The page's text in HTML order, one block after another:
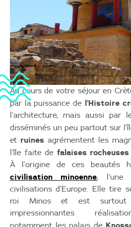
Au cours de votre séjour en
par la puissance de l’Histoire
l’architecture, mais aussi par
disséminés un peu partout sur
et ruines agrémentent les
l’île faite de falaises rocheuses
À l’origine de ces beautés
civilisation minoenne, l’une
civilisations d’Europe. Elle tire
roi Minos et est surtout
impressionnantes